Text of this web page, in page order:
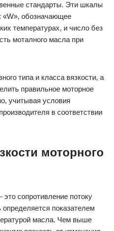
стандарты. Эти шкалы
«W», обозначающее
температурах, и число без
моталного масла при
типа и класса вязкости, а
правильное моторное
учитывая условия
в соответствии
моторного
сопротивление потоку
показателем
масла. Чем выше